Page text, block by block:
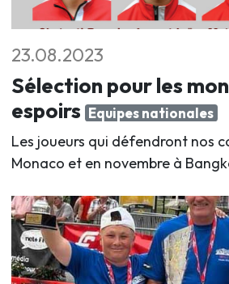
23.08.2023
Sélection pour les
espoirs Equipes nationales
Les joueurs qui défendront nos
Monaco et en novembre à